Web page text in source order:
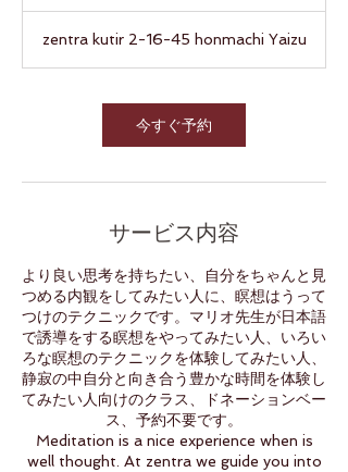
zentra kutir 2-16-45 honmachi Yaizu
今すぐ予約
サービス内容
より良い思考を持ちたい、自分をちゃんと見
つめる内観をしてみたい人に、瞑想はうって
つけのテクニックです。マリオ先生が日本語
で誘導をする瞑想をやってみたい人、いろい
ろな瞑想のテクニックを体験してみたい人、
静寂の中自分と向き合う豊かな時間を体験し
てみたい人向けのクラス、ドネーションベー
ス、予約不要です。
Meditation is a nice experience when is
well thought. At zentra we guide you into